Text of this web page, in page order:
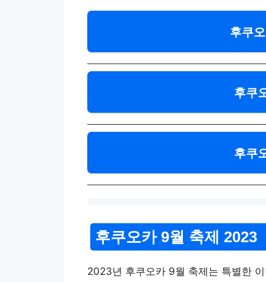
후쿠
후쿠
후쿠
후쿠오카 9월 축제 2023
2023년 후쿠오카 9월 축제는 특별한